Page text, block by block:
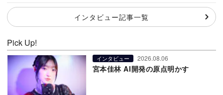
インタビュー記事一覧
Pick Up!
インタビュー 2026.08.06
宮本佳林 AI開発の原点明かす